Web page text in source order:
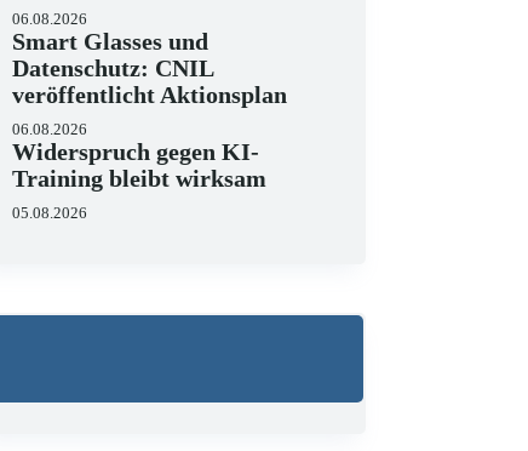
06.08.2026
Smart Glasses und
Datenschutz: CNIL
veröffentlicht Aktionsplan
06.08.2026
Widerspruch gegen KI-
Training bleibt wirksam
05.08.2026